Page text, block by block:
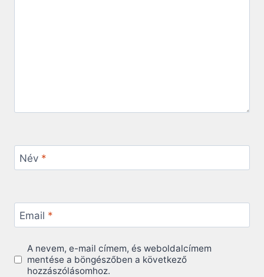
Név *
Email *
A nevem, e-mail címem, és weboldalcímem
mentése a böngészőben a következő
hozzászólásomhoz.